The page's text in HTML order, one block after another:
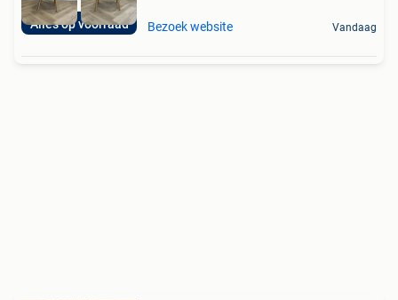
Alles op voorraad Bezoek website Vandaag